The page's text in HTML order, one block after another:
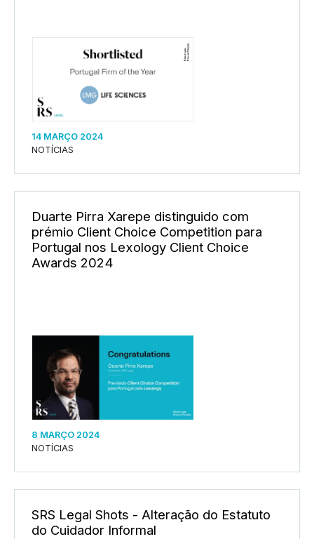
14 MARÇO 2024
NOTÍCIAS
Duarte Pirra Xarepe distinguido com
prémio Client Choice Competition para
Portugal nos Lexology Client Choice
Awards 2024
8 MARÇO 2024
NOTÍCIAS
SRS Legal Shots - Alteração do Estatuto
do Cuidador Informal